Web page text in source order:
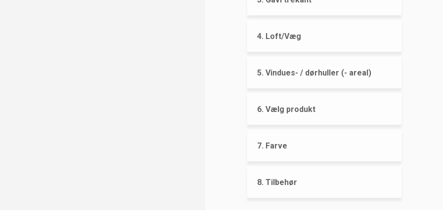
4. Loft/Væg
5. Vindues- / dørhuller (- areal)
6. Vælg produkt
7. Farve
8. Tilbehør